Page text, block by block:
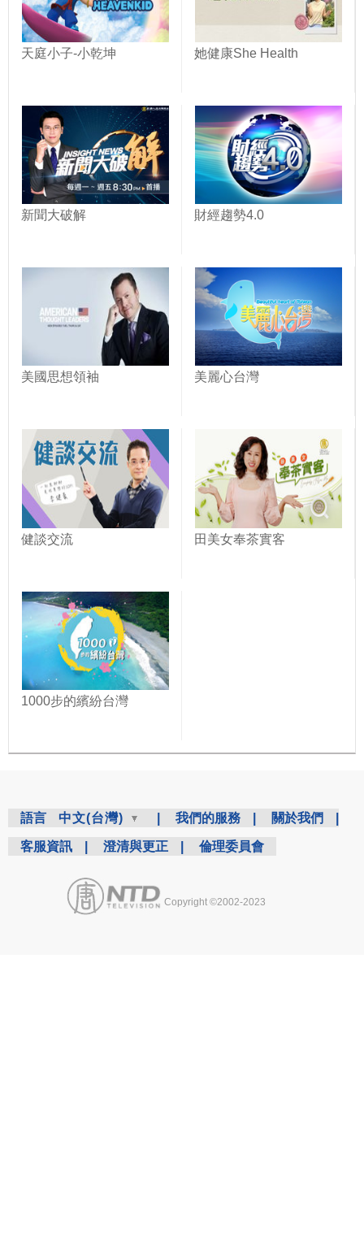
天庭小子-小乾坤 她健康She Health
新聞大破解 財經趨勢4.0
美國思想領袖 美麗心台灣
健談交流 田美女奉茶實客
1000步的繽紛台灣
語言 中文(台灣) 我們的服務 關於我們
客服資訊 澄清與更正 倫理委員會
Copyright ©2002-2023